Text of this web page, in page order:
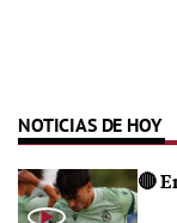
NOTICIAS DE HOY
🔴